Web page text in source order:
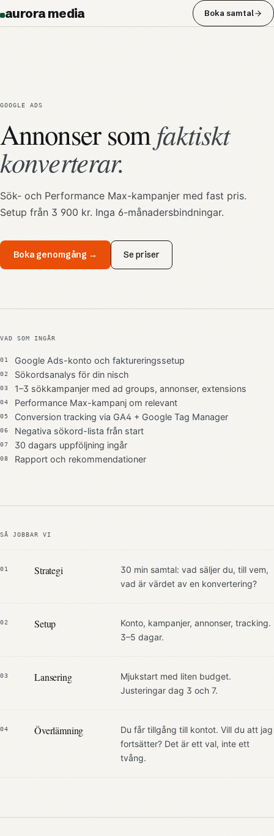
aurora media Boka samtal
GOOGLE ADS
Annonser somfaktiskt
konverterar.
Sök- och Performance Max-kampanjer med fast pris.
Setup från 3 900 kr. Inga 6-månadersbindningar.
Boka genomgång → Se priser
VAD SOM INGÅR
01 Google Ads-konto och faktureringssetup
02 Sökordsanalys för din nisch
03 1–3 sökkampanjer med ad groups, annonser, extensions
04 Performance Max-kampanj om relevant
05 Conversion tracking via GA4 + Google Tag Manager
06 Negativa sökord-lista från start
07 30 dagars uppföljning ingår
08 Rapport och rekommendationer
SÅ JOBBAR VI
01 Strategi
30 min samtal: vad säljer du, till vem,
vad är värdet av en konvertering?
02 Setup
Konto, kampanjer, annonser, tracking.
3–5 dagar.
03 Lansering
Mjukstart med liten budget.
Justeringar dag 3 och 7.
04 Överlämning
Du får tillgång till kontot. Vill du att jag
fortsätter? Det är ett val, inte ett
tvång.